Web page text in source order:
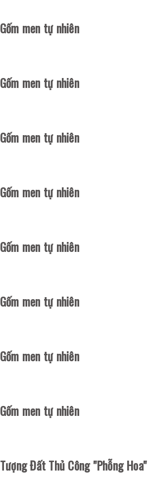
Gốm men tự nhiên
Gốm men tự nhiên
Gốm men tự nhiên
Gốm men tự nhiên
Gốm men tự nhiên
Gốm men tự nhiên
Gốm men tự nhiên
Gốm men tự nhiên
Tượng Đất Thủ Công "Phỗng